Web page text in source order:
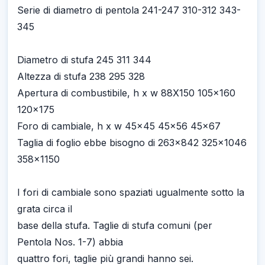
Serie di diametro di pentola 241-247 310-312 343-
345
Diametro di stufa 245 311 344
Altezza di stufa 238 295 328
Apertura di combustibile, h x w 88X150 105x160
120x175
Foro di cambiale, h x w 45x45 45x56 45x67
Taglia di foglio ebbe bisogno di 263x842 325x1046
358x1150
I fori di cambiale sono spaziati ugualmente sotto la
grata circa il
base della stufa. Taglie di stufa comuni (per
Pentola Nos. 1-7) abbia
quattro fori, taglie più grandi hanno sei.